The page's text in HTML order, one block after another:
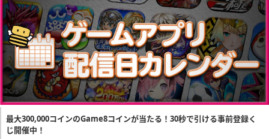
最大300,000コインのGame8コインが当たる！30秒で引ける事前登録く
じ開催中！